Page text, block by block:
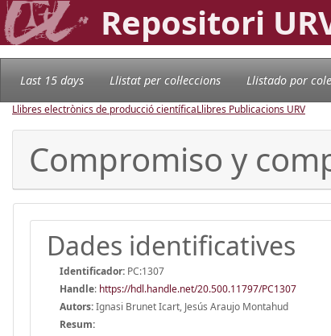
Repositori
Last 15 days Llistat per col·leccions Llistado por
Llibres electrònics de producció científicaLlibres Publicacions URV
Compromiso y
Dades identificatives
Identificador: PC:1307
Handle: https://hdl.handle.net/20.500.11797/PC1307
Autors:Ignasi Brunet Icart, Jesús Araujo Montahud
Resum: